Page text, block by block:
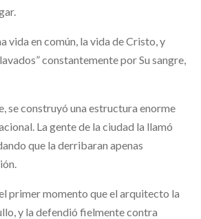
vida en común, la vida de Cristo, y
constantemente por Su sangre,
se construyó una estructura enorme
La gente de la ciudad la llamó
que la derribaran apenas
primer momento que el arquitecto la
y la defendió fielmente contra